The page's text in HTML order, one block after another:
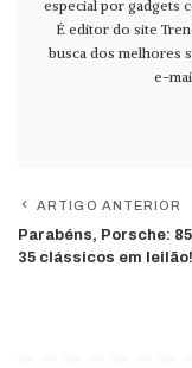
especial por gadgets
É editor do site
busca dos melhores
e-
ARTIGO ANTERIOR
Parabéns, Porsche:
35 clássicos em leilão!